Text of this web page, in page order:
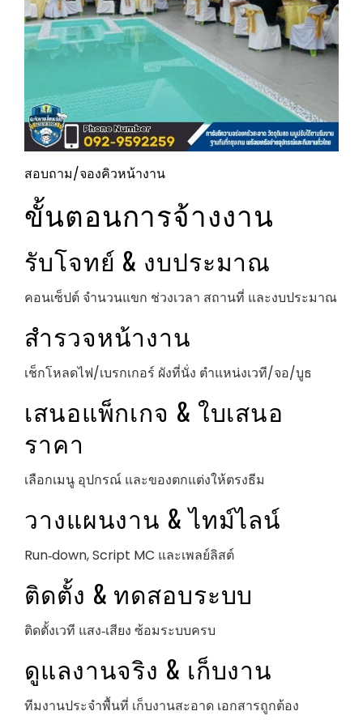
สอบถาม/จองคิวหน้างาน
ขั้นตอนการจ้างงาน
รับโจทย์ & งบประมาณ
คอนเซ็ปต์ จำนวนแขก ช่วงเวลา สถานที่ และงบประมาณ
สำรวจหน้างาน
เช็กโหลดไฟ/เบรกเกอร์ ผังที่นั่ง ตำแหน่งเวที/จอ/บูธ
เสนอแพ็กเกจ & ใบเสนอ
ราคา
เลือกเมนู อุปกรณ์ และของตกแต่งให้ตรงธีม
วางแผนงาน & ไทม์ไลน์
Run‑down, Script MC และเพลย์ลิสต์
ติดตั้ง & ทดสอบระบบ
ติดตั้งเวที แสง‑เสียง ซ้อมระบบครบ
ดูแลงานจริง & เก็บงาน
ทีมงานประจำพื้นที่ เก็บงานสะอาด เอกสารถูกต้อง